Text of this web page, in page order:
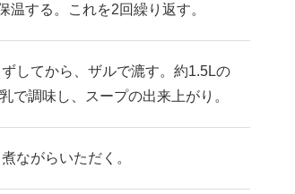
する。これを2回繰り返す。
してから、ザルで漉す。約1.5Lの
で調味し、スープの出来上がり。
ながらいただく。